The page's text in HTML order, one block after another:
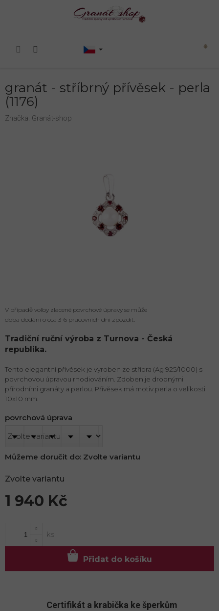
Nákupní
granát - stříbrný přívěsek - perla
(1176)
Značka: Granát-shop
1 940 Kč
Zvolte variantu
povrchová úprava
Můžeme doručit do: Zvolte variantu
Přidat do košíku
V případě volby zlacené povrchové úpravy se může
doba dodání o cca 3-6 pracovních dní zpozdit.
Tradiční ruční výroba z Turnova - Česká
republika.
Tento elegantní přívěsek je vyroben ze stříbra (Ag 925/1000) s
povrchovou úpravou rhodiováním. Zdoben je drobnými
přírodními granáty a perlou. Přívěsek má motiv perla o velikosti
10x10 mm.
Certifikát a krabička ke šperkům